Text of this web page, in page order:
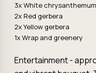
3x White chrysanthemum
2x Red gerbera
2x Yellow gerbera
1x Wrap and greenery
Entertainment -